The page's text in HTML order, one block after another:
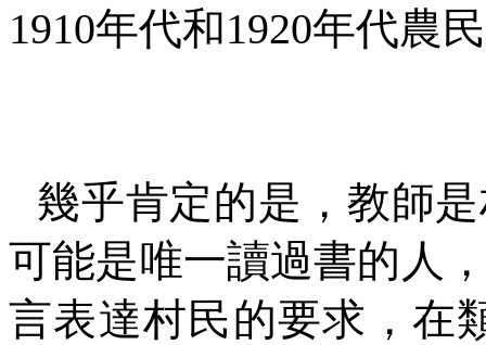
1910年代和1920年代農
幾乎肯定的是，教師
可能是唯一讀過書的人
言表達村民的要求，在